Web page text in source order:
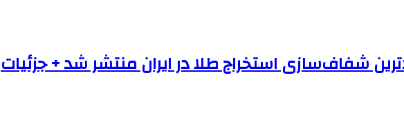
شفاف‌سازی استخراج طلا در ایران منتشر شد + جزئیات